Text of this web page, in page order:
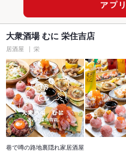
大衆酒場 むに 栄住吉店
居酒屋 栄
巷で噂の路地裏隠れ家居酒屋